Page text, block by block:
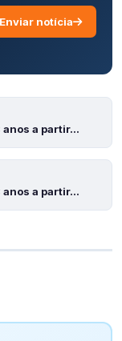
Enviar notícia
anos a partir…
anos a partir…